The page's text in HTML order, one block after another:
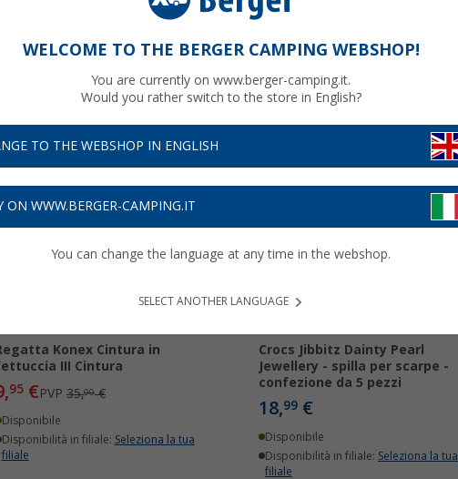
CINTURE E ALTRO
-71%
Konex Cintura in
III Cintura
95 €PVP35,00€
Disponibile
Disponibilità in filiale: Seleziona la tua
filiale
Crocs Jibbitz Dainty Pearl
Jewellery - spilla per scarpe -
confezione da 5 pezzi
18,99€
Disponibile
Disponibilità in filiale: Seleziona la tua
filiale
WELCOME TO THE BERGER CAMPING WEBSHOP!
You are currently on www.berger-camping.it.
Would you rather switch to the store in English?
TO THE WEBSHOP IN ENGLISH
ON WWW.BERGER-CAMPING.IT
You can change the language at any time in the webshop.
SELECT ANOTHER LANGUAGE